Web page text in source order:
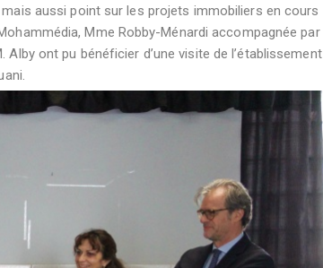
aussi point sur les projets immobiliers en cours
Mme Robby-Ménardi accompagnée par
ont pu bénéficier d’une visite de l’établissement